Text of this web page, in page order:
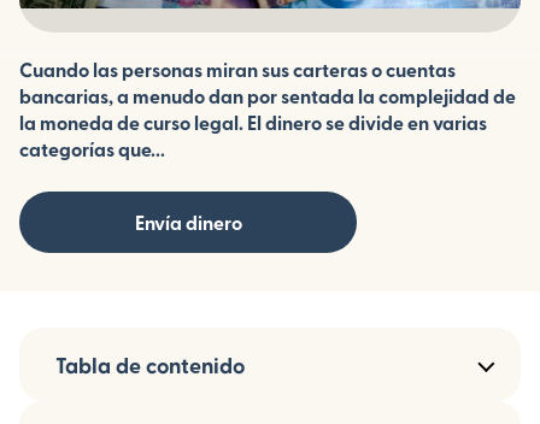
Cuando las personas miran sus carteras o cuentas
bancarias, a menudo dan por sentada la complejidad de
la moneda de curso legal. El dinero se divide en varias
categorías que...
Envía dinero
Tabla de contenido